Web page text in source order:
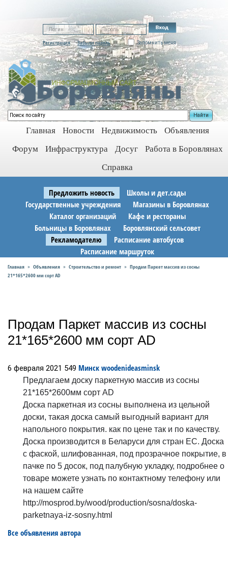
Регистрация Забыли пароль Запомнить меня
Найти
Главная Новости Недвижимость
Объявления
Форум
Инфраструктура Досуг
Работа в Боровлянах
Справка
Предложить новость
Школы и дет.сады
Государственные учреждения
Магазины в Боровлянах
Каталог организаций
Кафе и рестораны
Больницы в Боровлянах
Боровлянский сельсовет
Рекламодателю
Расписание автобусов
Расписание маршруток
Главная » Объявления » Строительство и ремонт » Продам Паркет массив из сосны
21*165*2600 мм сорт АD
Продам Паркет массив из сосны
21*165*2600 мм сорт АD
6 февраля 2021 549 Минск woodenideasminsk
Предлагаем доску паркетную массив из сосны
21*165*2600мм сорт АD
Доска паркетная из сосны выполнена из цельной
доски, такая доска самый выгодный вариант для
напольного покрытия. как по цене так и по качеству.
Доска производится в Беларуси для стран ЕС. Доска
с фаской, шлифованная, под прозрачное покрытие, в
пачке по 5 досок, под палубную укладку, подробнее о
товаре можете узнать по контактному телефону или
на нашем сайте
http://mosprod.by/wood/production/sosna/doska-
parketnaya-iz-sosny.html
Все объявления автора